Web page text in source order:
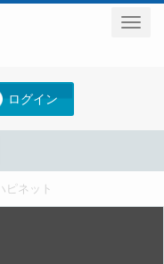
ログイン
ピネット